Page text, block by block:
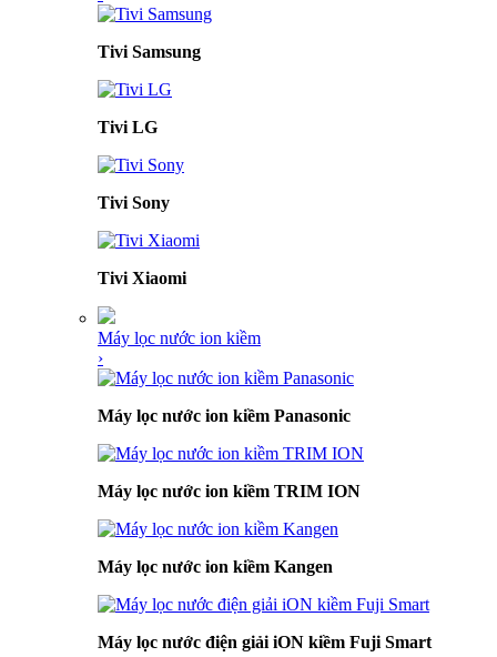
Tivi Samsung
Tivi LG
Tivi Sony
Tivi Xiaomi
Máy lọc nước ion kiềm
›
Máy lọc nước ion kiềm Panasonic
Máy lọc nước ion kiềm TRIM ION
Máy lọc nước ion kiềm Kangen
Máy lọc nước điện giải iON kiềm Fuji Smart